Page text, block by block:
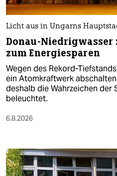
Licht aus in Ungarns
Donau-
zum Energiesparen
Wegen des Rekord-
ein Atomkraftwerk
deshalb die Wahrzeichen der
beleuchtet.
6.8.2026